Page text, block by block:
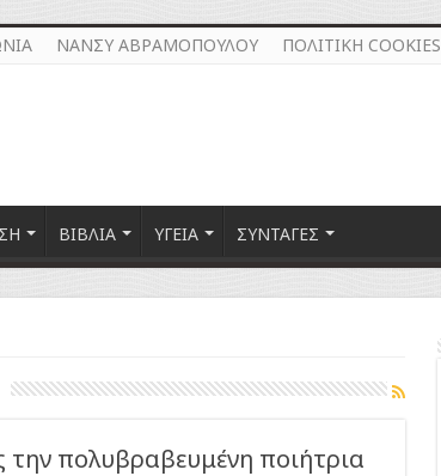
ΝΑΝΣΥ ΑΒΡΑΜΟΠΟΥΛΟΥ ΠΟΛΙΤΙΚΗ COOKIES
ΒΙΒΛΙΑ ΥΓΕΙΑ ΣΥΝΤΑΓΕΣ
πολυβραβευμένη ποιήτρια